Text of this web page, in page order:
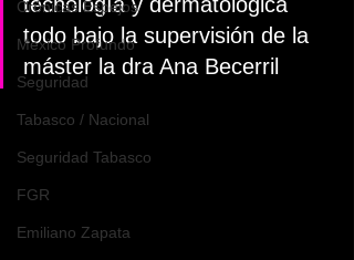
Crónicas Espejos
México Profundo
Seguridad
Tabasco / Nacional
Seguridad Tabasco
FGR
Emiliano Zapata
todo bajo la supervisión de la
máster la dra Ana Becerril